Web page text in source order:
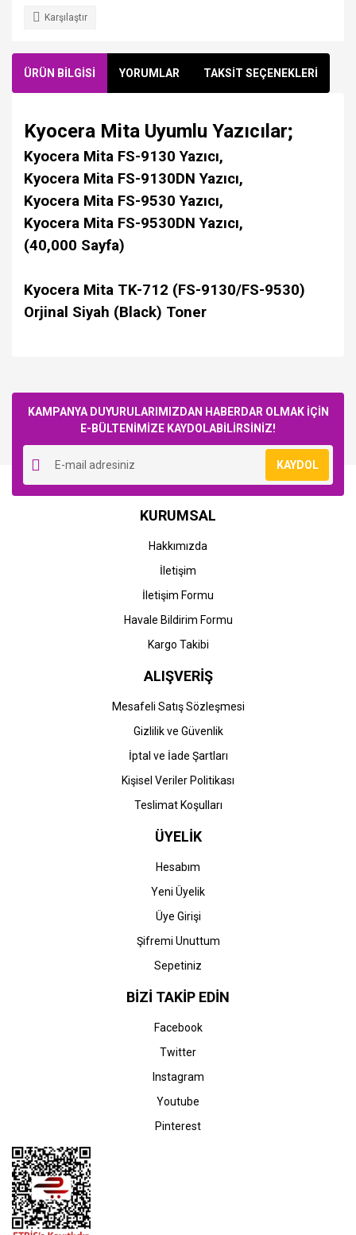
Karşılaştır
ÜRÜN BİLGİSİ YORUMLAR TAKSİT SEÇENEKLERİ
Kyocera Mita Uyumlu Yazıcılar;
Kyocera Mita FS-9130 Yazıcı,
Kyocera Mita FS-9130DN Yazıcı,
Kyocera Mita FS-9530 Yazıcı,
Kyocera Mita FS-9530DN Yazıcı,
(40,000 Sayfa)
Kyocera Mita TK-712 (FS-9130/FS-9530)
Orjinal Siyah (Black) Toner
KAMPANYA DUYURULARIMIZDAN HABERDAR OLMAK İÇİN
E-BÜLTENİMİZE KAYDOLABİLİRSİNİZ!
KAYDOL
KURUMSAL
Hakkımızda
İletişim
İletişim Formu
Havale Bildirim Formu
Kargo Takibi
ALIŞVERİŞ
Mesafeli Satış Sözleşmesi
Gizlilik ve Güvenlik
İptal ve İade Şartları
Kişisel Veriler Politikası
Teslimat Koşulları
ÜYELİK
Hesabım
Yeni Üyelik
Üye Girişi
Şifremi Unuttum
Sepetiniz
BİZİ TAKİP EDİN
Facebook
Twitter
Instagram
Youtube
Pinterest